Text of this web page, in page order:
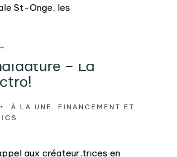
St-Onge, les
– La
• À LA UNE , FINANCEMENT ET
aux créateur.trices en